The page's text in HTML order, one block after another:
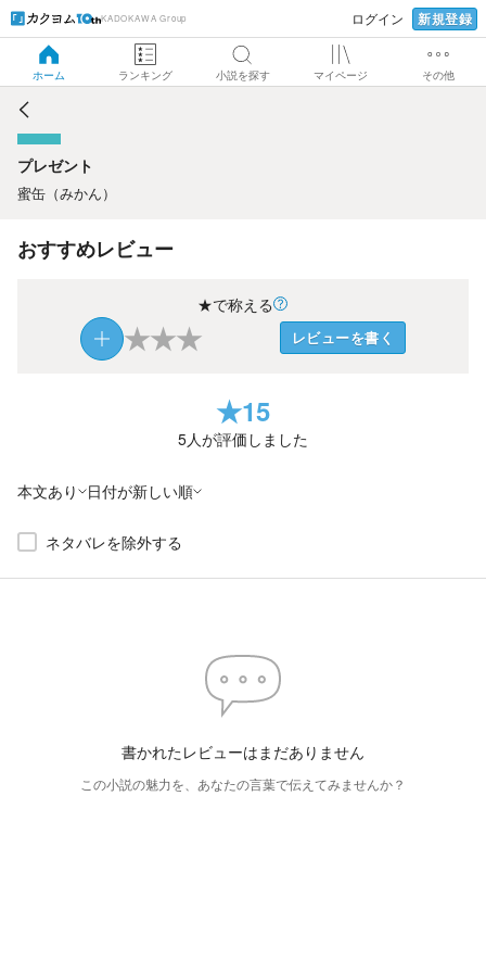
KADOKAWA Group ログイン 新規登録
ホーム ランキング 小説を探す マイページ その他
プレゼント
プレゼント
蜜缶（みかん）
おすすめレビュー
★で称える
★★★ レビューを書く
★15
5人が評価しました
本文あり 日付が新しい順
ネタバレを除外する
書かれたレビューはまだありません
この小説の魅力を、あなたの言葉で伝えてみませんか？